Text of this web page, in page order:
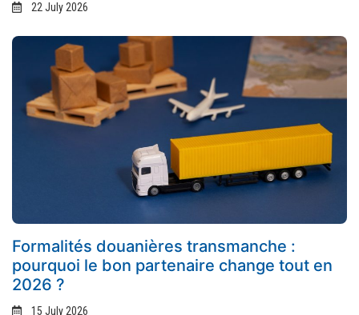
22 July 2026
Formalités douanières transmanche :
pourquoi le bon partenaire change tout en
2026 ?
15 July 2026